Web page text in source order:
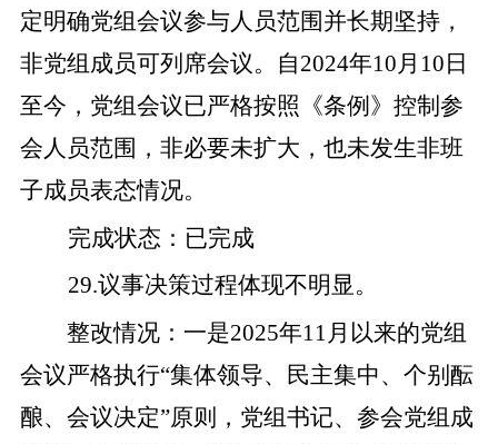
定明确党组会议参与人员范围并长期坚持，
非党组成员可列席会议。自2024年10月 10 日
至今 ，党组会议已严格按照《条例》控制参
会人员范围，非必要未扩大，也未发生非班
子成员表态情况。
完成状态 ： 已完成
29.议事决策过程体现不明显。
整改情况： 一是2025年11 月以来的党组
会议严格执行“集体领导、民主集中、个别酝
酿、会议决定”原则，党组书记、 参会党组成